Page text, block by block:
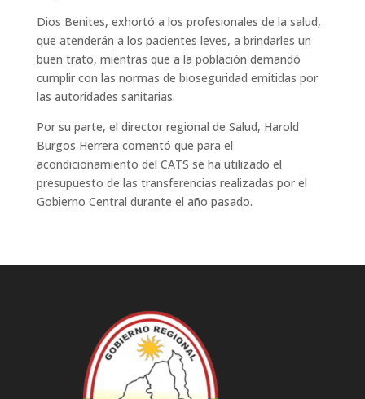
Dios Benites, exhortó a los profesionales de la salud,
que atenderán a los pacientes leves, a brindarles un
buen trato, mientras que a la población demandó
cumplir con las normas de bioseguridad emitidas por
las autoridades sanitarias.
Por su parte, el director regional de Salud, Harold
Burgos Herrera comentó que para el
acondicionamiento del CATS se ha utilizado el
presupuesto de las transferencias realizadas por el
Gobierno Central durante el año pasado.